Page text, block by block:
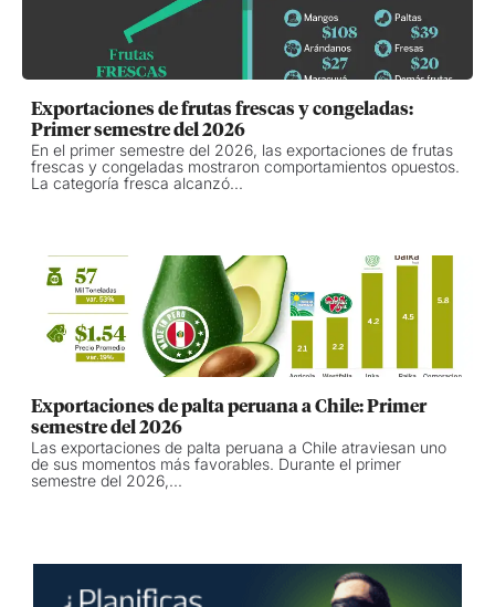
Exportaciones de frutas frescas y congeladas:
Primer semestre del 2026
En el primer semestre del 2026, las exportaciones de frutas
frescas y congeladas mostraron comportamientos opuestos.
La categoría fresca alcanzó...
Exportaciones de palta peruana a Chile: Primer
semestre del 2026
Las exportaciones de palta peruana a Chile atraviesan uno
de sus momentos más favorables. Durante el primer
semestre del 2026,...